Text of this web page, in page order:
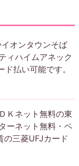
オンタウンそば
ィハイムアネック
払い可能です。
Ｋネット無料の東
ーネット無料・ペ
の三菱UFJカード